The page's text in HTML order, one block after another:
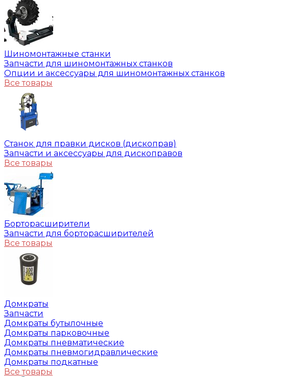
Шиномонтажные станки
Запчасти для шиномонтажных станков
Опции и аксессуары для шиномонтажных станков
Все товары
Станок для правки дисков (дископрав)
Запчасти и аксессуары для дископравов
Все товары
Борторасширители
Запчасти для борторасширителей
Все товары
Домкраты
Запчасти
Домкраты бутылочные
Домкраты парковочные
Домкраты пневматические
Домкраты пневмогидравлические
Домкраты подкатные
Все товары